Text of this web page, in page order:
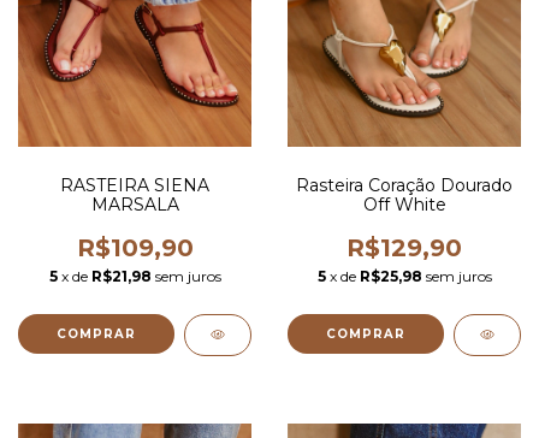
RASTEIRA SIENA
MARSALA
R$109,90
5 x de R$21,98 sem juros
COMPRAR
Rasteira Coração Dourado
Off White
R$129,90
5 x de R$25,98 sem juros
COMPRAR